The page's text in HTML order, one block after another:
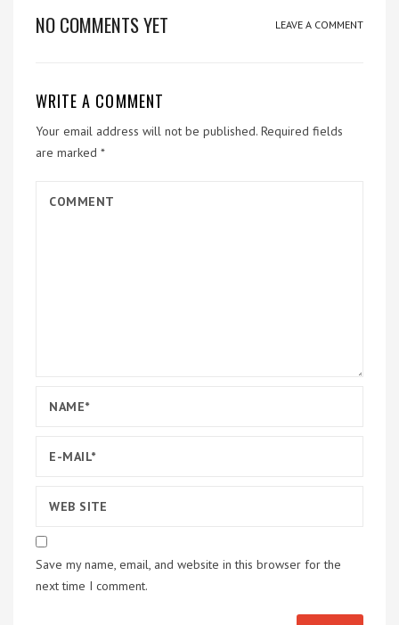
NO COMMENTS YET LEAVE A COMMENT
WRITE A COMMENT
Your email address will not be published. Required fields
are marked *
Save my name, email, and website in this browser for the
next time I comment.